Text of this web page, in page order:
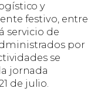
y
festivo, entre
servicio de
por
se
jornada
de julio.